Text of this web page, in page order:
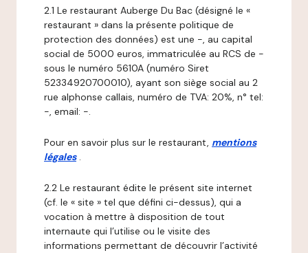
2.1 Le restaurant Auberge Du Bac (désigné le «
restaurant » dans la présente politique de
protection des données) est une -, au capital
social de 5000 euros, immatriculée au RCS de -
sous le numéro 5610A (numéro Siret
52334920700010), ayant son siège social au 2
rue alphonse callais, numéro de TVA: 20%, n° tel:
-, email: -.
Pour en savoir plus sur le restaurant, mentions
légales .
2.2 Le restaurant édite le présent site internet
(cf. le « site » tel que défini ci-dessus), qui a
vocation à mettre à disposition de tout
internaute qui l’utilise ou le visite des
informations permettant de découvrir l’activité